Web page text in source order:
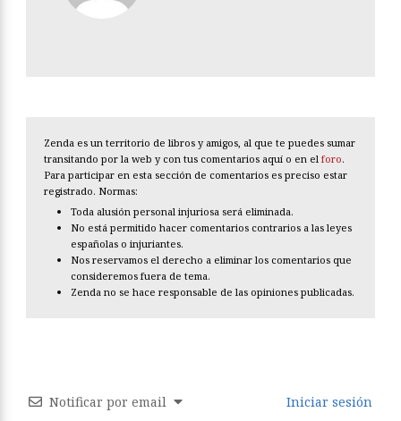
Zenda es un territorio de libros y amigos, al que te puedes sumar
transitando por la web y con tus comentarios aquí o en el foro.
Para participar en esta sección de comentarios es preciso estar
registrado. Normas:
Toda alusión personal injuriosa será eliminada.
No está permitido hacer comentarios contrarios a las leyes
españolas o injuriantes.
Nos reservamos el derecho a eliminar los comentarios que
consideremos fuera de tema.
Zenda no se hace responsable de las opiniones publicadas.
Notificar por email Iniciar sesión